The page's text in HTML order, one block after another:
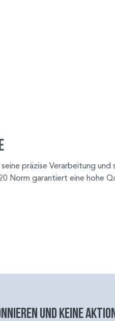
präzise Verarbeitung
Norm garantiert eine hohe
und keine